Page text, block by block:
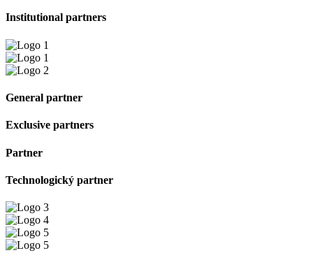
Institutional partners
General partner
Exclusive partners
Partner
Technologický partner